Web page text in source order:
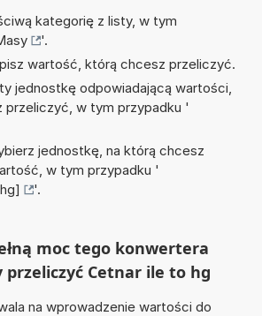
kategorię z listy, w tym
'.
wartość, którą chcesz przeliczyć.
jednostkę odpowiadającą wartości,
przeliczyć, w tym przypadku '
jednostkę, na którą chcesz
w tym przypadku '
'.
moc tego konwertera
przeliczyć Cetnar ile to hg
na wprowadzenie wartości do